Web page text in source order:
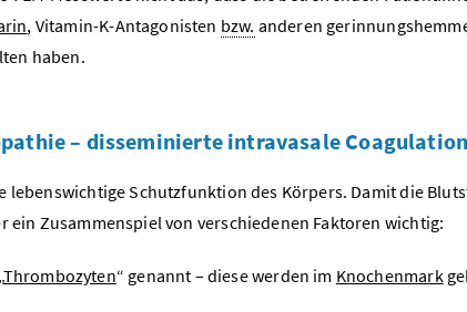
, Vitamin-K-Antagonisten bzw. anderen
haben.
– disseminierte intravasale
lebenswichtige Schutzfunktion des Körpers. Damit die
Zusammenspiel von verschiedenen Faktoren wichtig:
Thrombozyten“ genannt – diese werden im Knochenmark